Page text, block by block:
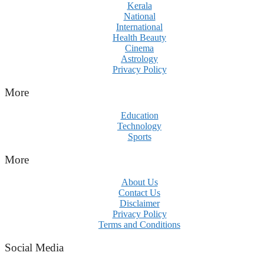
Kerala
National
International
Health Beauty
Cinema
Astrology
Privacy Policy
More
Education
Technology
Sports
More
About Us
Contact Us
Disclaimer
Privacy Policy
Terms and Conditions
Social Media